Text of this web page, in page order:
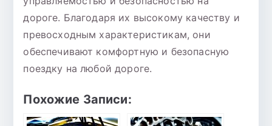
дороге. Благодаря их высокому качеству и
превосходным характеристикам, они
обеспечивают комфортную и безопасную
поездку на любой дороге.
Похожие Записи: